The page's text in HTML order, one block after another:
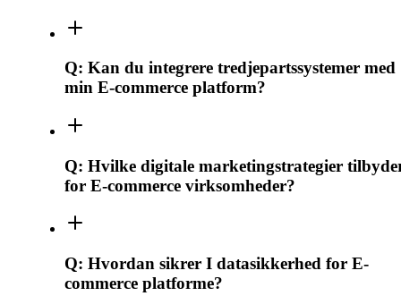
Q: Kan du integrere tredjepartssystemer med
min E-commerce platform?
Q: Hvilke digitale marketingstrategier
for E-commerce virksomheder?
Q: Hvordan sikrer I datasikkerhed for E-
commerce platforme?